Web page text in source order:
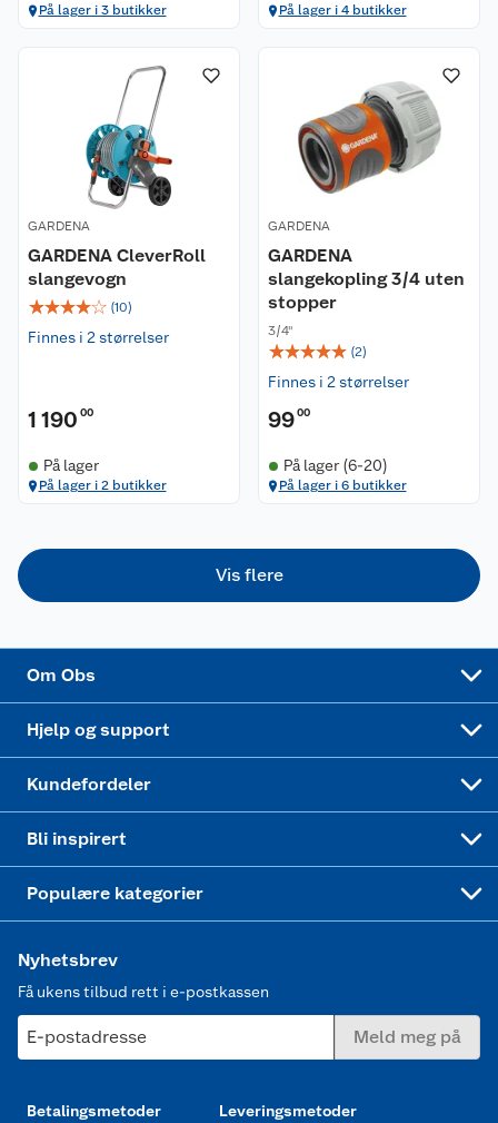
På lager i 3 butikker På lager i 4 butikker
GARDENA
GARDENA CleverRoll
slangevogn
☆☆☆☆☆ (10)
Finnes i 2 størrelser
1 190 00
På lager
På lager i 2 butikker
GARDENA
GARDENA
slangekopling 3/4 uten
stopper
3/4''
☆☆☆☆☆ (2)
Finnes i 2 størrelser
9900
På lager (6-20)
På lager i 6 butikker
Vis flere
Om Obs
Nyheter
Våre butikker
Våre merkevarer
Coop kjeder
Sikkerhetsdatablad
Samvirkelag
Virksomheten
Hjelp og support
Kundeservice
Kontakt oss
Angre- og returrett
Reklamasjon og garanti
Ofte stilte spørsmål
Betalingsalternativer
Kjøpsvilkår
Personvern
Kundefordeler
Retur av el-avfall
Klikk og hent
Matvaregaranti
Bli inspirert
Festdrakter til hele familien
Alt til grillsesongen
Populære kategorier
Trampoline
Hagemøbler og utemøbler
Nyhetsbrev
Få ukens tilbud rett i e-postkassen
E-postadresse Meld meg på
Betalingsmetoder Leveringsmetoder